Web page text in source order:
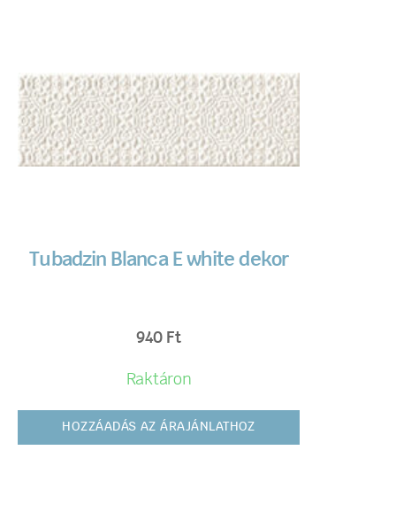
Tubadzin Blanca E white dekor
940 Ft
Raktáron
HOZZÁADÁS AZ ÁRAJÁNLATHOZ